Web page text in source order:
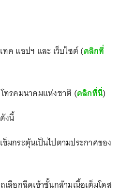
ทค แอปฯ และ เว็บไซต์ (คลิกที่
ทรคมนาคมแห่งชาติ (คลิกที่นี่)
งนี้
มกระตุ้นเป็นไปตามประกาศของ
เลือกฉีดเข้าชั้นกล้ามเนื้อเต็มโดส